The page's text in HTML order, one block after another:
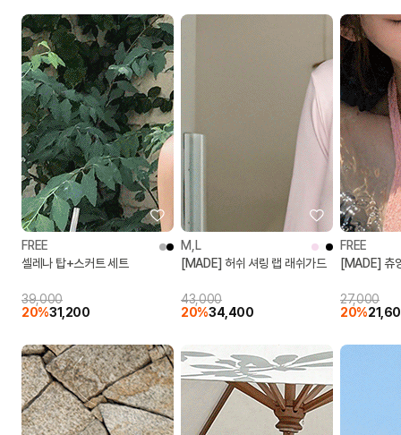
FREE
셀레나 탑+스커트 세트
39,000
20%31,200
M,L
[MADE] 허쉬 셔링 랩 래쉬가드
43,000
20%34,400
FREE
[MADE] 츄
27,000
20%